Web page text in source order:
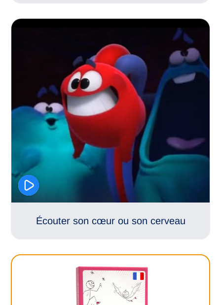
Expression des besoins
Écouter son cœur ou son cerveau